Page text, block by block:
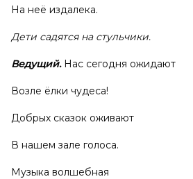
На неё издалека.
Дети садятся на стульчики.
Ведущий. Нас сегодня ожидают
Возле ёлки чудеса!
Добрых сказок оживают
В нашем зале голоса.
Музыка волшебная